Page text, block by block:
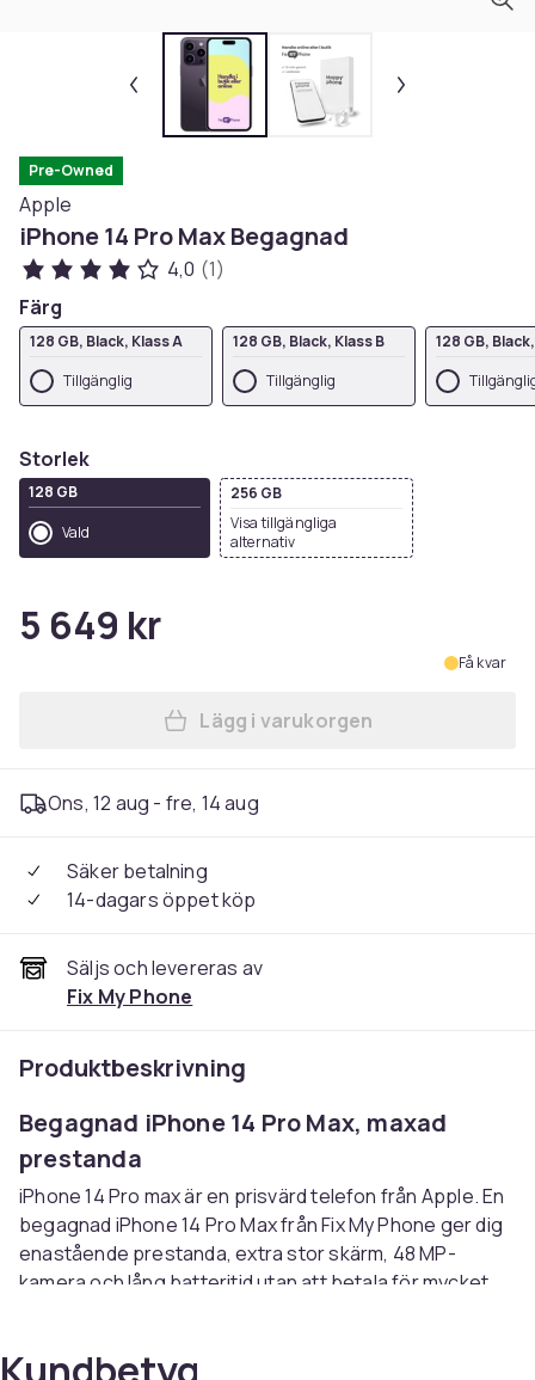
Pre-Owned
Apple
iPhone 14 Pro Max Begagnad
4,0 (1)
Färg
128 GB, Black, Klass A
Tillgänglig
128 GB, Black, Klass B
Tillgänglig
128 GB,
Storlek
128 GB
Vald
256 GB
Visa tillgängliga
alternativ
5 649 kr
Få kvar
Lägg till iPhone 14 Pro
Lägg i varukorgen
Ons, 12 aug - fre, 14 aug
Säker betalning
14-dagars öppet köp
Säljs och levereras av
Fix My Phone
Produktbeskrivning
Begagnad iPhone 14 Pro Max, maxad
prestanda
iPhone 14 Pro max är en prisvärd telefon från Apple. En
begagnad iPhone 14 Pro Max från Fix My Phone ger dig
enastående prestanda, extra stor skärm, 48 MP-
kamera och lång batteritid utan att betala för mycket.
support. Det är tryggt, smart och hållbart att handla